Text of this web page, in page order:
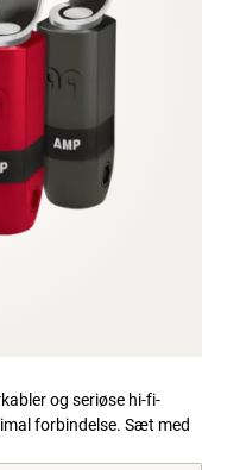
og seriøse hi-fi-
forbindelse. Sæt med